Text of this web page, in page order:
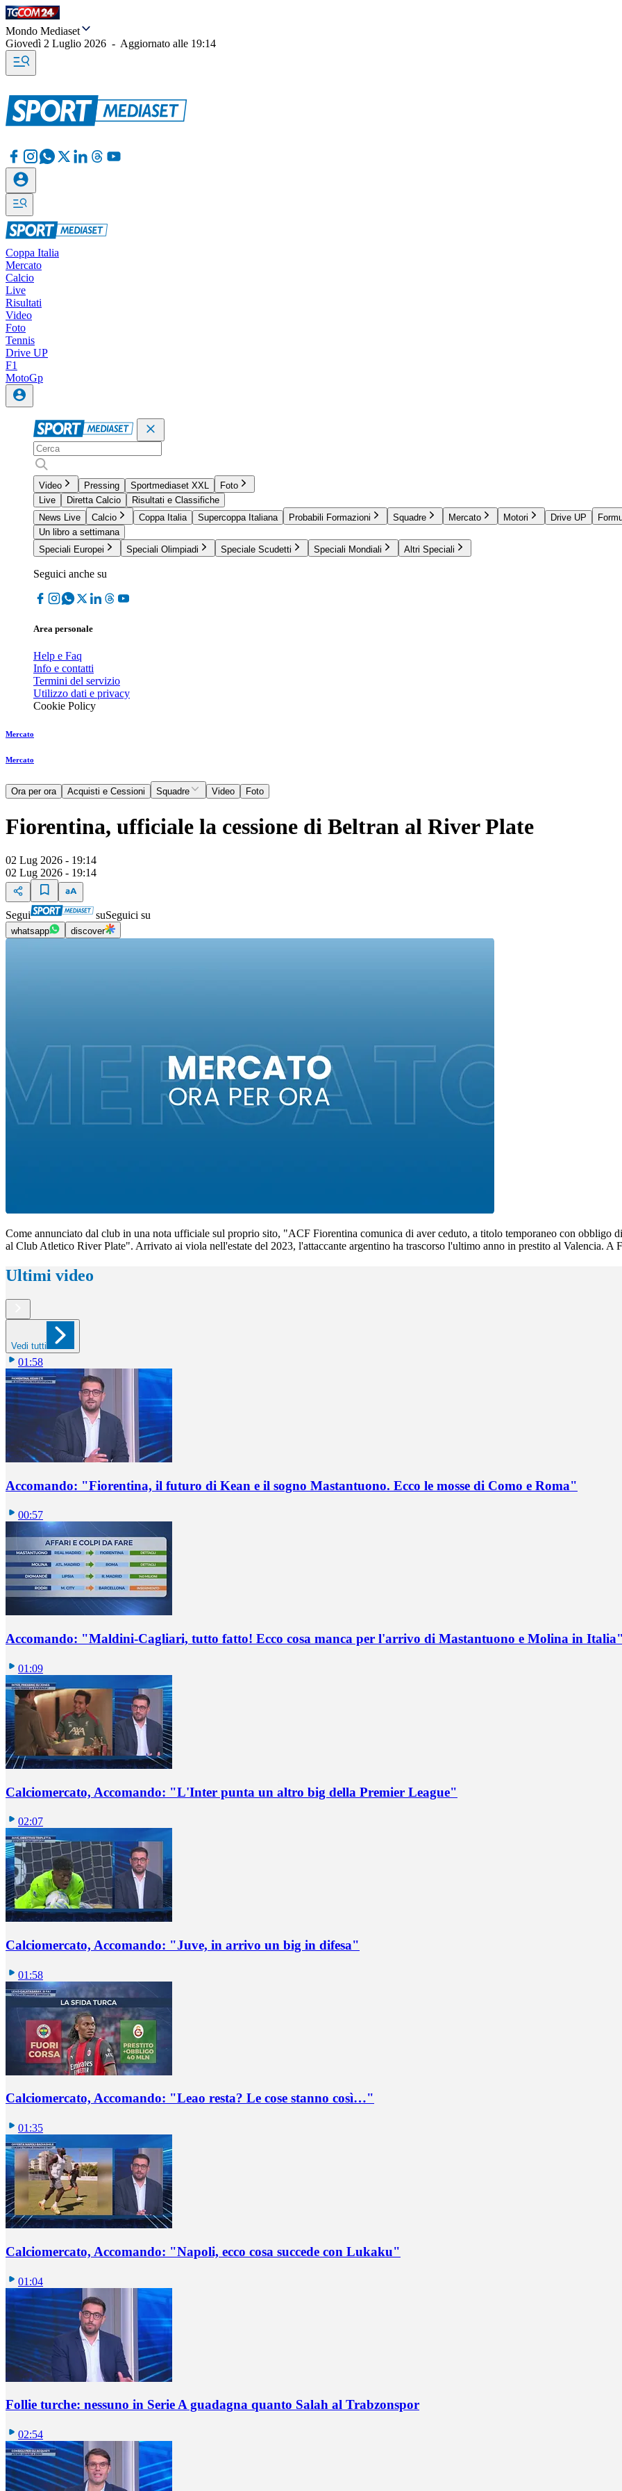
Mondo Mediaset
Giovedì 2 Luglio 2026 - Aggiornato alle 19:14
Coppa Italia
Mercato
Calcio
Live
Risultati
Video
Foto
Tennis
Drive UP
F1
MotoGp
Video Pressing Sportmediaset XXL
Foto
Live
Diretta Calcio
Risultati e Classifiche
News Live
Calcio Coppa Italia Supercoppa Italiana Probabili Formazioni Squadre Mercato Motori Drive UP
Un libro a settimana
Speciali Europei
Speciali Olimpiadi Speciale Scudetti Speciali Mondiali Altri Speciali
Seguici anche su
Area personale
Help e Faq
Info e contatti
Termini del servizio
Utilizzo dati e privacy
Cookie Policy
Mercato
Mercato
Ora per ora Acquisti e Cessioni Squadre Video Foto
Fiorentina, ufficiale la cessione di Beltran al River Plate
02 Lug 2026 - 19:14
02 Lug 2026 - 19:14
Segui suSeguici su
whatsapp discover
Come annunciato dal club in una nota ufficiale sul proprio sito, "ACF Fiorentina comunica di aver ceduto, a titolo temporaneo con obbligo
al Club Atletico River Plate". Arrivato ai viola nell'estate del 2023, l'attaccante argentino ha trascorso l'ultimo anno in prestito al Valencia. A
Ultimi video
Vedi tutti
01:58
Accomando: "Fiorentina, il futuro di Kean e il sogno Mastantuono. Ecco le mosse di Como e Roma"
00:57
Accomando: "Maldini-Cagliari, tutto fatto! Ecco cosa manca per l'arrivo di Mastantuono e Molina in
01:09
Calciomercato, Accomando: "L'Inter punta un altro big della Premier League"
02:07
Calciomercato, Accomando: "Juve, in arrivo un big in difesa"
01:58
Calciomercato, Accomando: "Leao resta? Le cose stanno così…"
01:35
Calciomercato, Accomando: "Napoli, ecco cosa succede con Lukaku"
01:04
Follie turche: nessuno in Serie A guadagna quanto Salah al Trabzonspor
02:54